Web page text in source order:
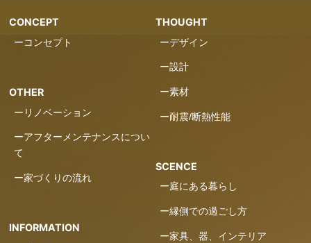
CONCEPT
ーコンセプト
THOUGHT
ーデザイン
ー設計
ー素材
ー耐震/断熱性能
OTHER
ーリノベーション
ーアフターメンテナンスについ
て
ー家づくりの流れ
SCENCE
ー庭にある暮らし
ー縁側での過ごし方
ー家具、器、インテリア
INFORMATION